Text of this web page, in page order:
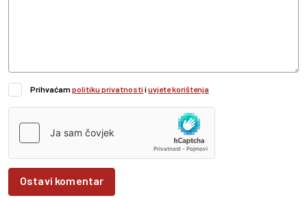
Prihvaćampolitiku privatnostiiuvjete korištenja
Ostavi komentar